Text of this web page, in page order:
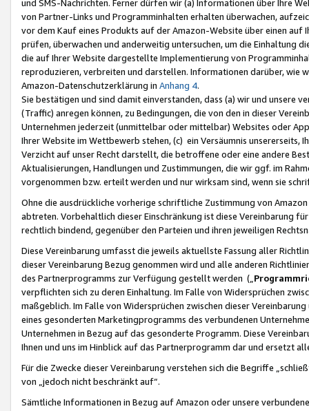
und SMS-Nachrichten. Ferner dürfen wir (a) Informationen über Ihre
von Partner-Links und Programminhalten erhalten überwachen,
vor dem Kauf eines Produkts auf der Amazon-Website über einen
prüfen, überwachen und anderweitig untersuchen, um die Einhaltung
die auf Ihrer Website dargestellte Implementierung von
reproduzieren, verbreiten und darstellen. Informationen darüber, wie
Amazon-Datenschutzerklärung in Anhang 4.
Sie bestätigen und sind damit einverstanden, dass (a) wir und
(Traffic) anregen können, zu Bedingungen, die von den in dieser
Unternehmen jederzeit (unmittelbar oder mittelbar) Websites oder
Ihrer Website im Wettbewerb stehen, (c) ein Versäumnis unsererseits,
Verzicht auf unser Recht darstellt, die betroffene oder eine andere
Aktualisierungen, Handlungen und Zustimmungen, die wir ggf. im
vorgenommen bzw. erteilt werden und nur wirksam sind, wenn sie
Ohne die ausdrückliche vorherige schriftliche Zustimmung von
abtreten. Vorbehaltlich dieser Einschränkung ist diese Vereinbarung
rechtlich bindend, gegenüber den Parteien und ihren jeweiligen
Diese Vereinbarung umfasst die jeweils aktuellste Fassung aller
dieser Vereinbarung Bezug genommen wird und alle anderen
des Partnerprogramms zur Verfügung gestellt werden („
verpflichten sich zu deren Einhaltung. Im Falle von Widersprüchen
maßgeblich. Im Falle von Widersprüchen zwischen dieser
eines gesonderten Marketingprogramms des verbundenen
Unternehmen in Bezug auf das gesonderte Programm. Diese
Ihnen und uns im Hinblick auf das Partnerprogramm dar und ersetzt
Für die Zwecke dieser Vereinbarung verstehen sich die Begriffe
von „jedoch nicht beschränkt auf“.
Sämtliche Informationen in Bezug auf Amazon oder unsere